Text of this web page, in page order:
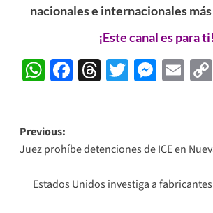
nacionales e internacionales
¡Este canal es para ti!
WhatsApp
Facebook
Threads
Twitter
Post
navigation
Previous:
Juez prohíbe detenciones de ICE en
Estados Unidos investiga a